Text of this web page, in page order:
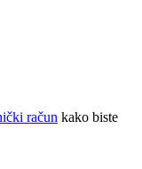
račun kako biste